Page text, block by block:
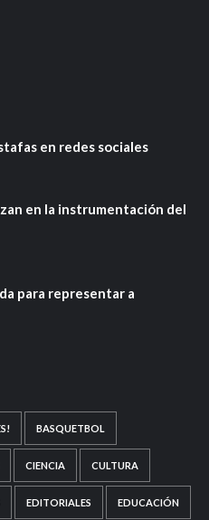
en redes sociales
en la instrumentación del
para representar a
BASQUETBOL
CIENCIA CULTURA
EDITORIALES EDUCACIÓN